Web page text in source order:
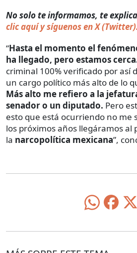
No solo te informamos, te
clic aquí y síguenos en X (Twitter).
“Hasta el momento el
ha llegado, pero estamos
criminal 100% verificado por así
un cargo político más alto de lo
Más alto me refiero a la
senador o un diputado. Pero
esto que está ocurriendo no me
los próximos años llegáramos al
la narcopolítica mexicana”,